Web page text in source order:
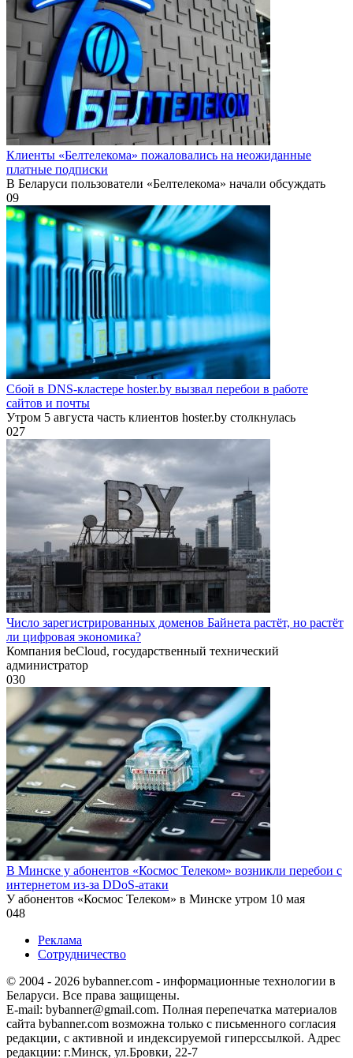
Клиенты «Белтелекома» пожаловались на неожиданные
платные подписки
В Беларуси пользователи «Белтелекома» начали обсуждать
09
Сбой в DNS-кластере hoster.by вызвал перебои в работе
сайтов и почты
Утром 5 августа часть клиентов hoster.by столкнулась
027
Число зарегистрированных доменов Байнета растёт, но растёт
ли цифровая экономика?
Компания beCloud, государственный технический
администратор
030
В Минске у абонентов «Космос Телеком» возникли перебои с
интернетом из-за DDoS-атаки
У абонентов «Космос Телеком» в Минске утром 10 мая
048
Реклама
Сотрудничество
© 2004 - 2026 bybanner.com - информационные технологии в
Беларуси. Все права защищены.
E-mail: bybanner@gmail.com. Полная перепечатка материалов
сайта bybanner.com возможна только с письменного согласия
редакции, с активной и индексируемой гиперссылкой. Адрес
редакции: г.Минск, ул.Бровки, 22-7